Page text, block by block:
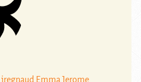
jregnaud Emma Jerome